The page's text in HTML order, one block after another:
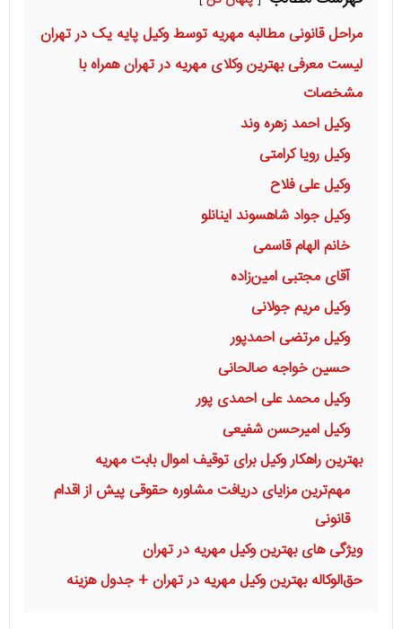
فهرست مطالب
مراحل قانونی مطالبه مهریه توسط وکیل پایه یک در تهران
لیست معرفی بهترین وکلای مهریه در تهران همراه با
وکیل احمد زهره وند
وکیل رویا کرامتی
وکیل علی فلاح
وکیل جواد شاهسوند اینانلو
خانم الهام قاسمی
آقای مجتبی امین‌زاده
وکیل مریم جولانی
وکیل مرتضی احمدپور
حسین خواجه صالحانی
وکیل محمد علی احمدی پور
وکیل امیرحسن شفیعی
بهترین راهکار وکیل برای توقیف اموال بابت مهریه
مهم‌ترین مزایای دریافت مشاوره حقوقی پیش از اقدام
قانونی
ویژگی های بهترین وکیل مهریه در تهران
حق‌الوکاله بهترین وکیل مهریه در تهران + جدول هزینه